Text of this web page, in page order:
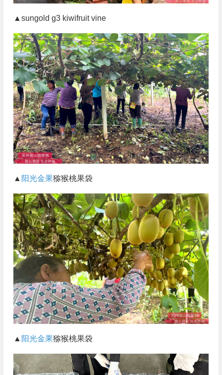
▲sungold g3 kiwifruit vine
▲ 阳光金果猕猴桃果袋
▲ 阳光金果猕猴桃果袋